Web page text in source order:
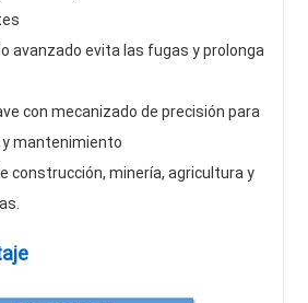
avanzado evita las fugas y prolonga
con mecanizado de precisión para
mantenimiento
construcción, minería, agricultura y